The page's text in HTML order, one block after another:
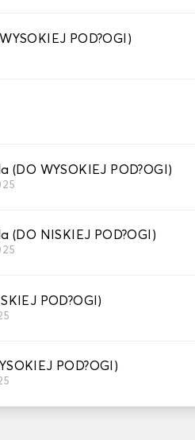
POD?OGI)
(DO WYSOKIEJ POD?OGI)
(DO NISKIEJ POD?OGI)
POD?OGI)
POD?OGI)
i/lub ikony